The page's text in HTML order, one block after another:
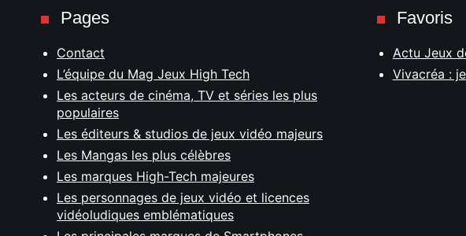
Pages
Contact
L’équipe du Mag Jeux High Tech
Les acteurs de cinéma, TV et séries les plus
populaires
Les éditeurs & studios de jeux vidéo majeurs
Les Mangas les plus célèbres
Les marques High-Tech majeures
Les personnages de jeux vidéo et licences
vidéoludiques emblématiques
Favoris
Actu Jeux
Vivacréa :